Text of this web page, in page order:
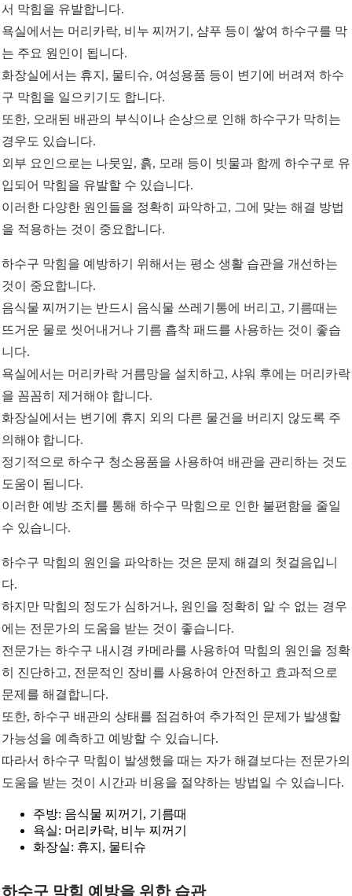
서 막힘을 유발합니다.
욕실에서는 머리카락, 비누 찌꺼기, 샴푸 등이 쌓여 하수구를 막
는 주요 원인이 됩니다.
화장실에서는 휴지, 물티슈, 여성용품 등이 변기에 버려져 하수
구 막힘을 일으키기도 합니다.
또한, 오래된 배관의 부식이나 손상으로 인해 하수구가 막히는
경우도 있습니다.
외부 요인으로는 나뭇잎, 흙, 모래 등이 빗물과 함께 하수구로 유
입되어 막힘을 유발할 수 있습니다.
이러한 다양한 원인들을 정확히 파악하고, 그에 맞는 해결 방법
을 적용하는 것이 중요합니다.
하수구 막힘을 예방하기 위해서는 평소 생활 습관을 개선하는
것이 중요합니다.
음식물 찌꺼기는 반드시 음식물 쓰레기통에 버리고, 기름때는
뜨거운 물로 씻어내거나 기름 흡착 패드를 사용하는 것이 좋습
니다.
욕실에서는 머리카락 거름망을 설치하고, 샤워 후에는 머리카락
을 꼼꼼히 제거해야 합니다.
화장실에서는 변기에 휴지 외의 다른 물건을 버리지 않도록 주
의해야 합니다.
정기적으로 하수구 청소용품을 사용하여 배관을 관리하는 것도
도움이 됩니다.
이러한 예방 조치를 통해 하수구 막힘으로 인한 불편함을 줄일
수 있습니다.
하수구 막힘의 원인을 파악하는 것은 문제 해결의 첫걸음입니
다.
하지만 막힘의 정도가 심하거나, 원인을 정확히 알 수 없는 경우
에는 전문가의 도움을 받는 것이 좋습니다.
전문가는 하수구 내시경 카메라를 사용하여 막힘의 원인을 정확
히 진단하고, 전문적인 장비를 사용하여 안전하고 효과적으로
문제를 해결합니다.
또한, 하수구 배관의 상태를 점검하여 추가적인 문제가 발생할
가능성을 예측하고 예방할 수 있습니다.
따라서 하수구 막힘이 발생했을 때는 자가 해결보다는 전문가의
도움을 받는 것이 시간과 비용을 절약하는 방법일 수 있습니다.
주방: 음식물 찌꺼기, 기름때
욕실: 머리카락, 비누 찌꺼기
화장실: 휴지, 물티슈
하수구 막힘 예방을 위한 습관